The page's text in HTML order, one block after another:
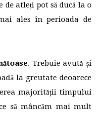
atleți pot să ducă la o
ales în perioada de
. Trebuie avută și
la greutate deoarece
majorității timpului
să mâncăm mai mult